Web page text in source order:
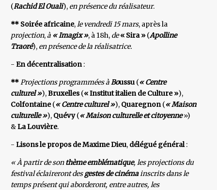
(RachidEl Ouali), en présence du réalisateur.
** Soirée africaine,le vendredi 15 mars, après la
projection,à « Imagix », à 18h, de« Sira » (Apolline
Traoré), en présence de la réalisatrice.
-En décentralisation:
**Projections programmées àBoussu (« Centre
culturel »),Bruxelles(« Institut italien de Culture »),
Colfontaine(« Centre culturel »), Quaregnon(« Maison
culturelle »), Quévy(« Maison culturelle et citoyenne»)
&La Louvière.
-Lisons le propos de Maxime Dieu, délégué général:
« À partir de sonthème emblématique, les projections du
festival éclaireront desgestes de cinémainscrits dans le
temps présent qui aborderont, entre autres, les